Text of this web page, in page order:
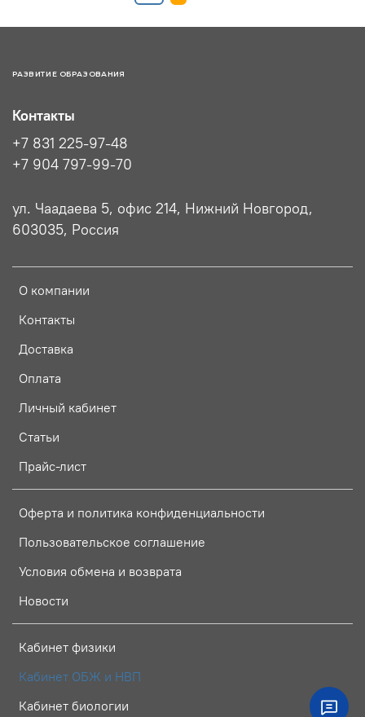
РАЗВИТИЕ ОБРАЗОВАНИЯ
О компании
Контакты
Доставка
Оплата
Личный кабинет
Статьи
Прайс-лист
Оферта и политика конфиденциальности
Пользовательское соглашение
Условия обмена и возврата
Новости
Кабинет физики
Кабинет ОБЖ и НВП
Кабинет биологии
Контакты
+7 831 225-97-48
+7 904 797-99-70
ул. Чаадаева 5, офис 214, Нижний Новгород,
603035, Россия